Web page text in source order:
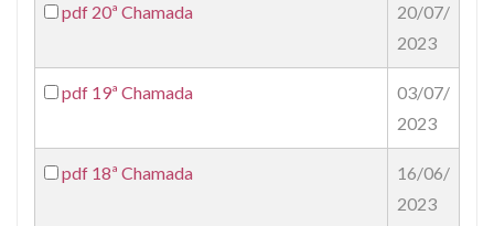
pdf 20ª Chamada
20/07/
2023
pdf 19ª Chamada
03/07/
2023
pdf 18ª Chamada
16/06/
2023